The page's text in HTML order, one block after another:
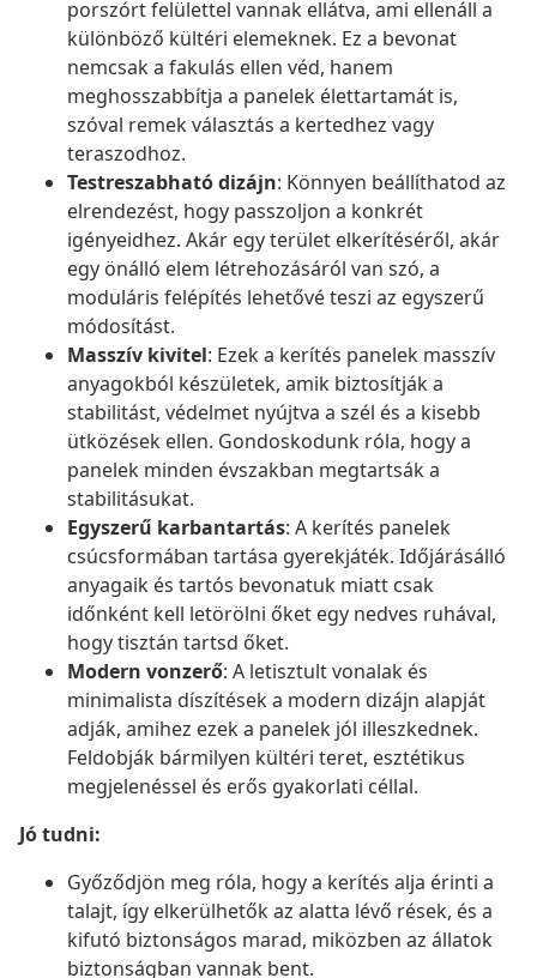
porszórt felülettel vannak ellátva, ami ellenáll a
különböző kültéri elemeknek. Ez a bevonat
nemcsak a fakulás ellen véd, hanem
meghosszabbítja a panelek élettartamát is,
szóval remek választás a kertedhez vagy
teraszodhoz.
Testreszabható dizájn: Könnyen beállíthatod az
elrendezést, hogy passzoljon a konkrét
igényeidhez. Akár egy terület elkerítéséről, akár
egy önálló elem létrehozásáról van szó, a
moduláris felépítés lehetővé teszi az egyszerű
módosítást.
Masszív kivitel: Ezek a kerítés panelek masszív
anyagokból készületek, amik biztosítják a
stabilitást, védelmet nyújtva a szél és a kisebb
ütközések ellen. Gondoskodunk róla, hogy a
panelek minden évszakban megtartsák a
stabilitásukat.
Egyszerű karbantartás: A kerítés panelek
csúcsformában tartása gyerekjáték. Időjárásálló
anyagaik és tartós bevonatuk miatt csak
időnként kell letörölni őket egy nedves ruhával,
hogy tisztán tartsd őket.
Modern vonzerő: A letisztult vonalak és
minimalista díszítések a modern dizájn alapját
adják, amihez ezek a panelek jól illeszkednek.
Feldobják bármilyen kültéri teret, esztétikus
megjelenéssel és erős gyakorlati céllal.
Jó tudni:
Győződjön meg róla, hogy a kerítés alja érinti a
talajt, így elkerülhetők az alatta lévő rések, és a
kifutó biztonságos marad, miközben az állatok
biztonságban vannak bent.